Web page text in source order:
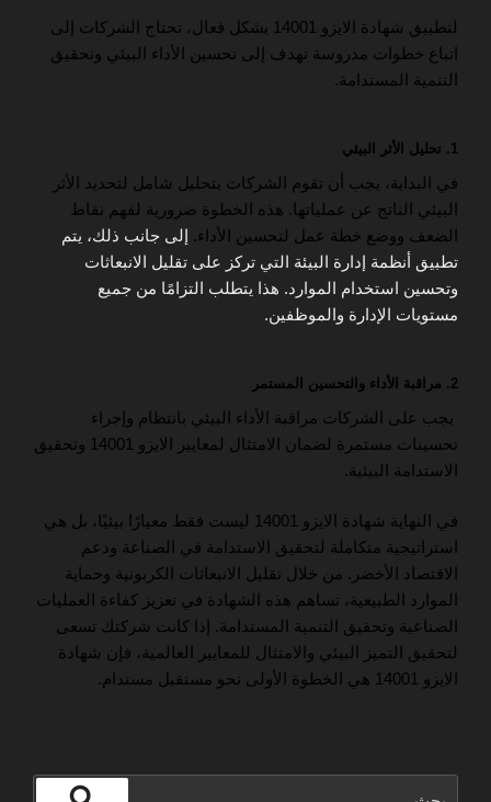
لتطبيق شهادة الايزو 14001 بشكل فعال، تحتاج الشركات إلى
اتباع خطوات مدروسة تهدف إلى تحسين الأداء البيئي وتحقيق
التنمية المستدامة.
1. تحليل الأثر البيئي
في البداية، يجب أن تقوم الشركات بتحليل شامل لتحديد الأثر
البيئي الناتج عن عملياتها. هذه الخطوة ضرورية لفهم نقاط
الضعف ووضع خطة عمل لتحسين الأداء. إلى جانب ذلك، يتم
تطبيق أنظمة إدارة البيئة التي تركز على تقليل الانبعاثات
وتحسين استخدام الموارد. هذا يتطلب التزامًا من جميع
مستويات الإدارة والموظفين.
2. مراقبة الأداء والتحسين المستمر
يجب على الشركات مراقبة الأداء البيئي بانتظام وإجراء
تحسينات مستمرة لضمان الامتثال لمعايير الايزو 14001 وتحقيق
الاستدامة البيئية.
في النهاية شهادة الايزو 14001 ليست فقط معيارًا بيئيًا، بل هي
استراتيجية متكاملة لتحقيق الاستدامة في الصناعة ودعم
الاقتصاد الأخضر. من خلال تقليل الانبعاثات الكربونية وحماية
الموارد الطبيعية، تساهم هذه الشهادة في تعزيز كفاءة العمليات
الصناعية وتحقيق التنمية المستدامة. إذا كانت شركتك تسعى
لتحقيق التميز البيئي والامتثال للمعايير العالمية، فإن شهادة
الايزو 14001 هي الخطوة الأولى نحو مستقبل مستدام.